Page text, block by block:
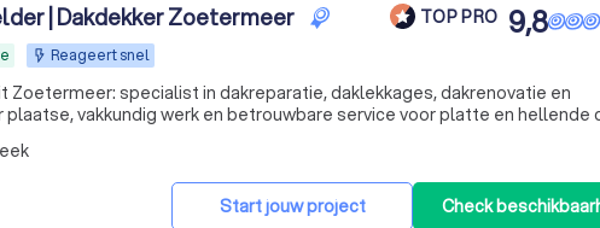
| Dakdekker Zoetermeer TOP PRO
Reageert snel
9,8
Zoetermeer: specialist in dakreparatie, daklekkages, dakrenovatie en
vakkundig werk en betrouwbare service voor platte en hellende
Start jouw project Check